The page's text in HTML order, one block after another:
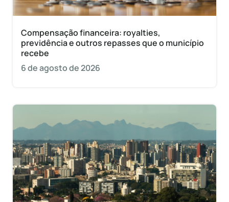
Compensação financeira: royalties,
previdência e outros repasses que o município
recebe
6 de agosto de 2026